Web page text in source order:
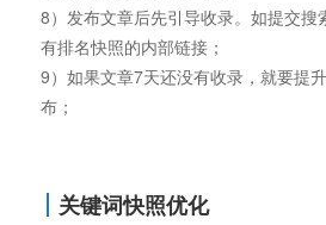
8）发布文章后先引导收录。如提交搜
有排名快照的内部链接；
9）如果文章7天还没有收录，就要提
布；
关键词快照优化